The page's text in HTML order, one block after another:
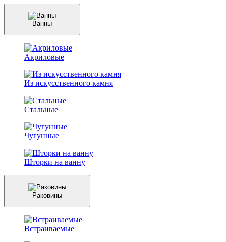
Ванны
Акриловые
Из искусственного камня
Стальные
Чугунные
Шторки на ванну
Раковины
Встраиваемые